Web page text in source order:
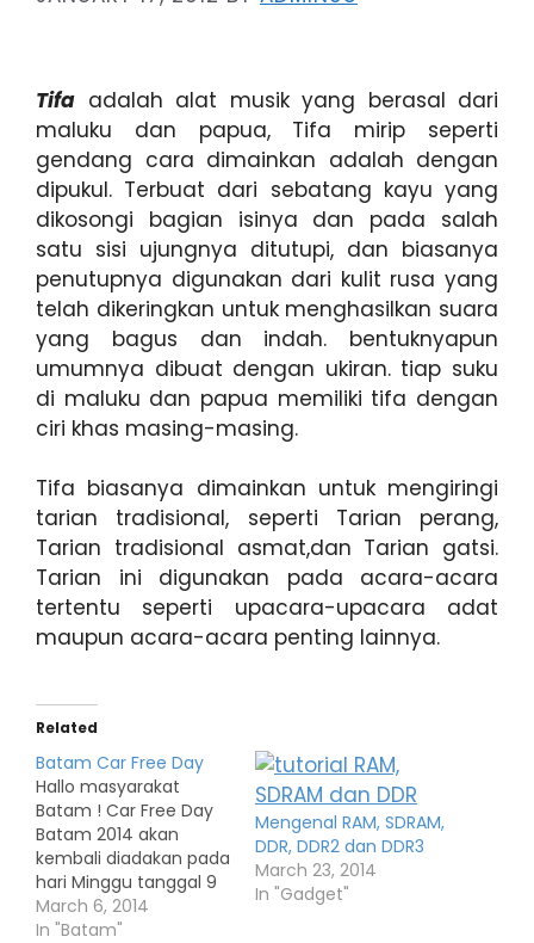
Tifa adalah alat musik yang berasal dari
maluku dan papua, Tifa mirip seperti
gendang cara dimainkan adalah dengan
dipukul. Terbuat dari sebatang kayu yang
dikosongi bagian isinya dan pada salah
satu sisi ujungnya ditutupi, dan biasanya
penutupnya digunakan dari kulit rusa yang
telah dikeringkan untuk menghasilkan suara
yang bagus dan indah. bentuknyapun
umumnya dibuat dengan ukiran. tiap suku
di maluku dan papua memiliki tifa dengan
ciri khas masing-masing.
Tifa biasanya dimainkan untuk mengiringi
tarian tradisional, seperti Tarian perang,
Tarian tradisional asmat,dan Tarian gatsi.
Tarian ini digunakan pada acara-acara
tertentu seperti upacara-upacara adat
maupun acara-acara penting lainnya.
Related
Batam Car Free Day
Hallo masyarakat
Batam ! Car Free Day
Batam 2014 akan
kembali diadakan pada
hari Minggu tanggal 9
Maret ini masih di
tempat yang sama di
March 6, 2014
In "Batam"
Mengenal RAM, SDRAM,
DDR, DDR2 dan DDR3
March 23, 2014
In "Gadget"